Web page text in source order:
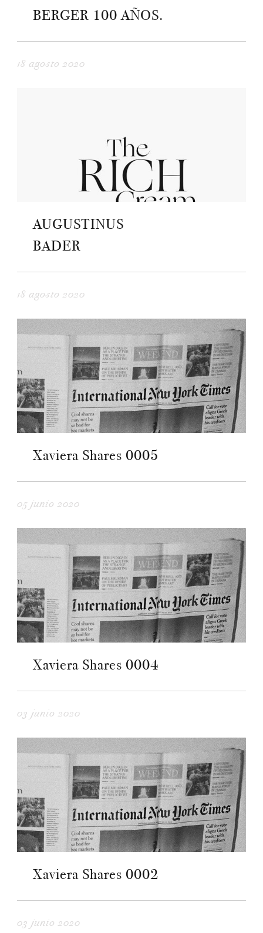
BERGER 100 AÑOS.
18 agosto 2020
AUGUSTINUS
BADER
18 agosto 2020
Xaviera Shares 0005
05 junio 2020
Xaviera Shares 0004
03 junio 2020
Xaviera Shares 0002
03 junio 2020